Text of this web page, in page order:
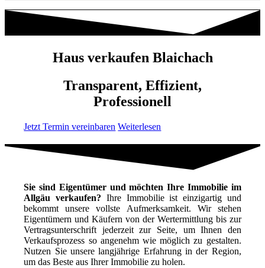
Haus verkaufen Blaichach
Transparent, Effizient,
Professionell
Jetzt Termin vereinbaren Weiterlesen
Sie sind Eigentümer und möchten Ihre Immobilie im
Allgäu verkaufen? Ihre Immobilie ist einzigartig und
bekommt unsere vollste Aufmerksamkeit. Wir stehen
Eigentümern und Käufern von der Wertermittlung bis zur
Vertragsunterschrift jederzeit zur Seite, um Ihnen den
Verkaufsprozess so angenehm wie möglich zu gestalten.
Nutzen Sie unsere langjährige Erfahrung in der Region,
um das Beste aus Ihrer Immobilie zu holen.